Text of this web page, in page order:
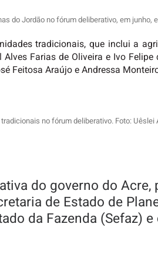
do Jordão no fórum deliberativo, em junho,
tradicionais, que inclui a
Farias de Oliveira e Ivo
Feitosa Araújo e Andressa
no fórum deliberativo. Foto:
do governo do Acre,
de Estado de
da Fazenda (Sefaz)